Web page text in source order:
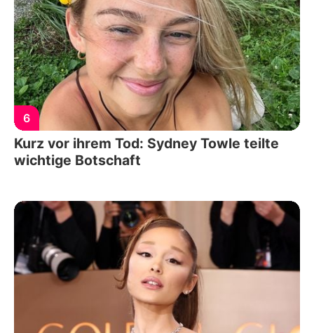
6
Kurz vor ihrem Tod: Sydney Towle teilte
wichtige Botschaft